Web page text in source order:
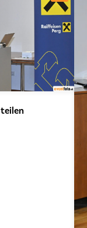
teilen